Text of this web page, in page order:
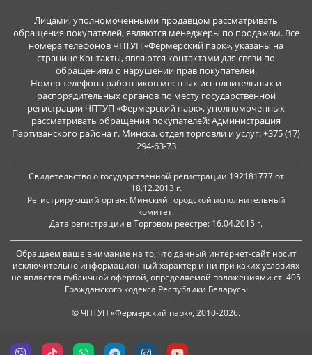
Лицами, уполномоченными продавцом рассматривать
обращения покупателей, являются менеджеры по продажам. Все
номера телефонов ЧПТУП «Фермерский парк», указаны на
странице Контакты, являются контактами для связи по
обращениям о нарушении прав покупателей.
Номер телефона работников местных исполнительных и
распорядительных органов по месту государственной
регистрации ЧПТУП «Фермерский парк», уполномоченных
рассматривать обращения покупателей: Администрация
Партизанского района г. Минска, отдел торговли и услуг: +375 (17)
294-63-73
Свидетельство о государственной регистрации 192181777 от
18.12.2013 г.
Регистрирующий орган: Минский городской исполнительный
комитет.
Дата регистрации в Торговом реестре: 16.04.2015 г.
Обращаем ваше внимание на то, что данный интернет-сайт носит
исключительно информационный характер и ни при каких условиях
не является публичной офертой, определяемой положениями ст. 405
Гражданского кодекса Республики Беларусь.
© ЧПТУП «Фермерский парк», 2010-2026.